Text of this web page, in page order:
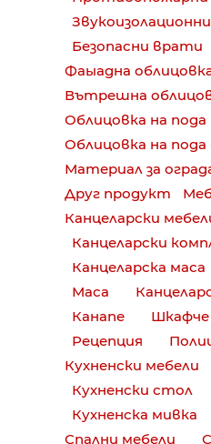
Безопасни врати
Фаыадна
Вътрешна
Облицовка на пода
Облицовка на пода
Материал за
Друг продукт
Канцеларски
Канцеларски
Канцеларска маса
Маса
Канапе
Шкафче
Рецепция
Кухненски мебели
Кухненски стол
Кухненска мивка
Спални мебели